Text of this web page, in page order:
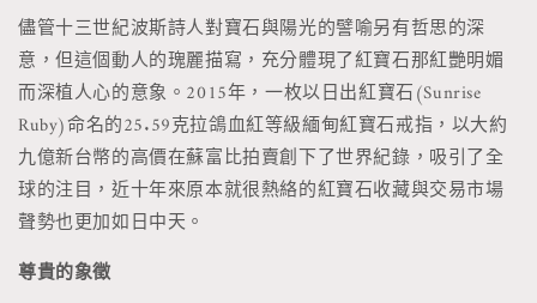
儘管十三世紀波斯詩人對寶石與陽光的譬喻另有哲思的深
意，但這個動人的瑰麗描寫，充分體現了紅寶石那紅艷明媚
而深植人心的意象。2015年，一枚以日出紅寶石(Sunrise
Ruby)命名的25.59克拉鴿血紅等級緬甸紅寶石戒指，以大約
九億新台幣的高價在蘇富比拍賣創下了世界紀錄，吸引了全
球的注目，近十年來原本就很熱絡的紅寶石收藏與交易市場
聲勢也更加如日中天。
尊貴的象徵